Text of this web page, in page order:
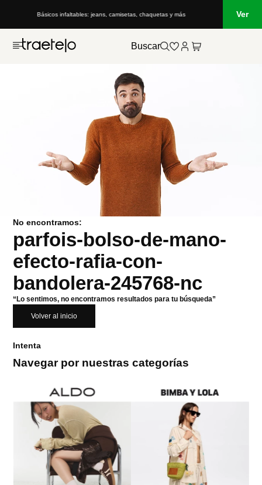
Básicos infaltables: jeans, camisetas, chaquetas y más Ver
Buscar
No encontramos:
parfois-bolso-de-mano-
efecto-rafia-con-
bandolera-245768-nc
“Lo sentimos, no encontramos resultados para tu búsqueda”
Volver al inicio
Intenta
Navegar por nuestras categorías